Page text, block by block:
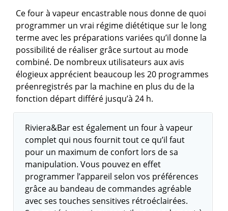
Ce four à vapeur encastrable nous donne de quoi
programmer un vrai régime diététique sur le long
terme avec les préparations variées qu’il donne la
possibilité de réaliser grâce surtout au mode
combiné. De nombreux utilisateurs aux avis
élogieux apprécient beaucoup les 20 programmes
préenregistrés par la machine en plus du de la
fonction départ différé jusqu’à 24 h.
Riviera&Bar est également un four à vapeur
complet qui nous fournit tout ce qu’il faut
pour un maximum de confort lors de sa
manipulation. Vous pouvez en effet
programmer l’appareil selon vos préférences
grâce au bandeau de commandes agréable
avec ses touches sensitives rétroéclairées.